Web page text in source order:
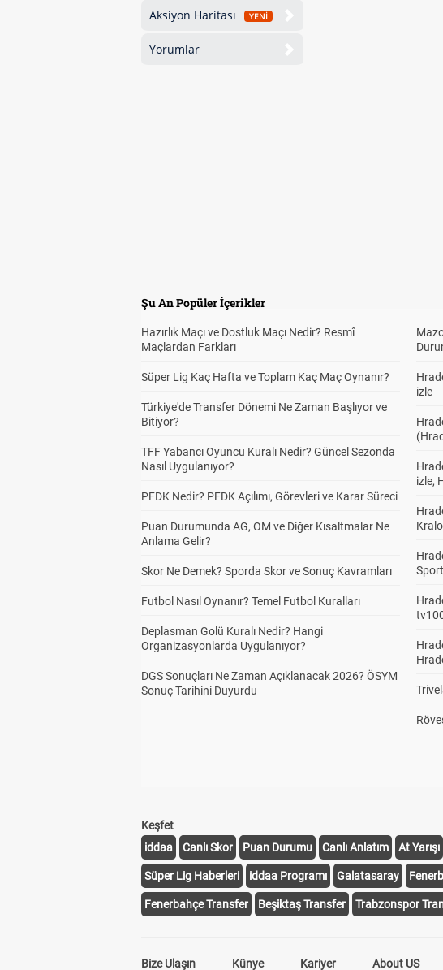
Aksiyon Haritası YENİ
Yorumlar
Şu An Popüler İçerikler
Hazırlık Maçı ve Dostluk Maçı Nedir? Resmî
Maçlardan Farkları
Süper Lig Kaç Hafta ve Toplam Kaç Maç Oynanır?
Türkiye'de Transfer Dönemi Ne Zaman Başlıyor ve
Bitiyor?
TFF Yabancı Oyuncu Kuralı Nedir? Güncel Sezonda
Nasıl Uygulanıyor?
PFDK Nedir? PFDK Açılımı, Görevleri ve Karar Süreci
Puan Durumunda AG, OM ve Diğer Kısaltmalar Ne
Anlama Gelir?
Skor Ne Demek? Sporda Skor ve Sonuç Kavramları
Futbol Nasıl Oynanır? Temel Futbol Kuralları
Deplasman Golü Kuralı Nedir? Hangi
Organizasyonlarda Uygulanıyor?
DGS Sonuçları Ne Zaman Açıklanacak 2026? ÖSYM
Sonuç Tarihini Duyurdu
izle
izle,
Keşfet
iddaa
Canlı Skor Puan Durumu Canlı Anlatım At Yarışı
Süper Lig Haberleri iddaa Programı Galatasaray
Fenerbahçe Transfer Beşiktaş Transfer Trabzonspor
Bize Ulaşın Künye Kariyer About US